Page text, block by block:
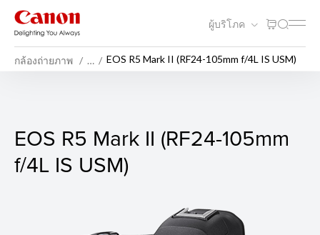
ผู้บริโภค
กล้องถ่ายภาพ … EOS R5 Mark II (RF24-105mm f/4L IS USM)
EOS R5 Mark II (Body)
EOS R5 Mark II (RF24-105mm
f/4L IS USM)